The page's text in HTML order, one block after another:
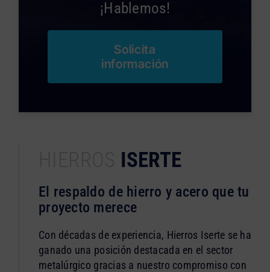
¡Hablemos!
Solicita
información
ISERTE
El respaldo de hierro y acero que tu
proyecto merece
Con décadas de experiencia, Hierros Iserte se ha
ganado una posición destacada en el sector
metalúrgico gracias a nuestro compromiso con